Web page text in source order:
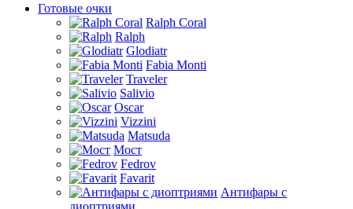
Готовые очки
Ralph Coral
Ralph
Glodiatr
Fabia Monti
Traveler
Salivio
Oscar
Vizzini
Matsuda
Мост
Fedrov
Favarit
Антифары с
диоптриями